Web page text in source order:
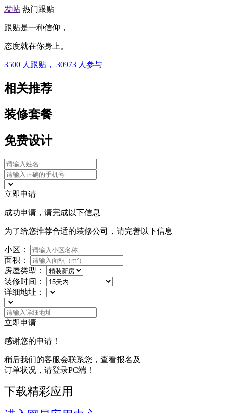
发帖 热门跟贴
跟贴是一种信仰，
态度就在你身上。
3500 人跟贴， 30973 人参与
相关推荐
装修套餐
免费设计
立即申请
成功申请，请完成以下信息
为了给您推荐合适的装修公司，请完善以下信息
小区：
面积：
房屋类型：
装修时间：
详细地址：
立即申请
感谢您的申请！
稍后我们的客服会联系您，查看报名及
订单状况，请登录PC端！
下载精彩应用